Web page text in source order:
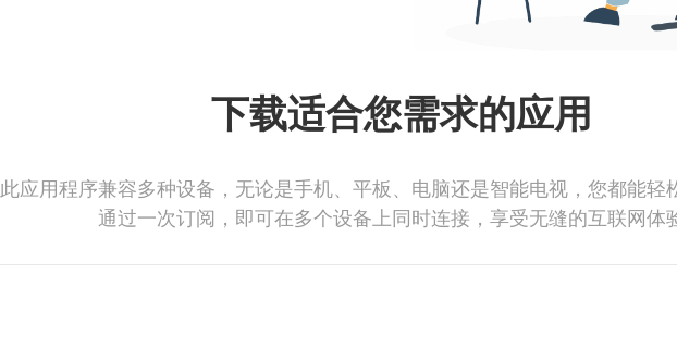
下载适合您需求的应用
此应用程序兼容多种设备，无论是手机、平板、电脑还是智能电视，您都能轻
通过一次订阅，即可在多个设备上同时连接，享受无缝的互联网体